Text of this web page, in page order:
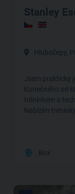
Stanley
Hlubočepy,
Jsem prakticky
Konečného od
tréninkem a
Nabízím
Box